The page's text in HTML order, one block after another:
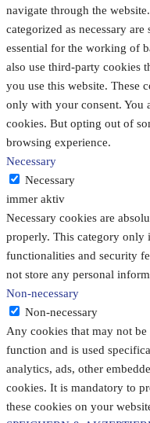
navigate through the
categorized as necessary
essential for the working of
also use third-party cookies
you use this website. These
only with your consent. You
cookies. But opting out of
browsing experience.
Necessary
Necessary
immer aktiv
Necessary cookies are
properly. This category only
functionalities and security
not store any personal
Non-necessary
Non-necessary
Any cookies that may not
function and is used
analytics, ads, other
cookies. It is mandatory to
these cookies on your